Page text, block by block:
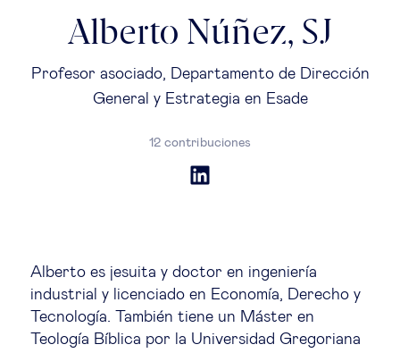
Empresa
Estrategia & modelos de negocio
Liderazgo
Mujeres & negocios
Alberto Núñez, SJ
Profesor asociado, Departamento de Dirección
General y Estrategia en Esade
12 contribuciones
Alberto es jesuita y doctor en ingeniería
industrial y licenciado en Economía, Derecho y
Tecnología. También tiene un Máster en
Teología Bíblica por la Universidad Gregoriana